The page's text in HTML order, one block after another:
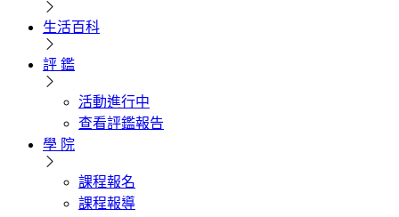
生活百科
評 鑑
活動進行中
查看評鑑報告
學 院
課程報名
課程報導